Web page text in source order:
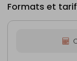
Formats et